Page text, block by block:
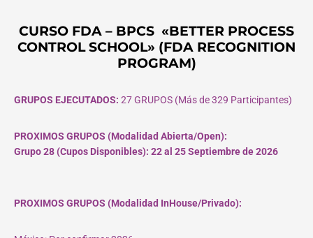
CURSO FDA – BPCS «BETTER PROCESS
CONTROL SCHOOL» (FDA RECOGNITION
PROGRAM)
GRUPOS EJECUTADOS: 27 GRUPOS (Más de 329 Participantes)
PROXIMOS GRUPOS (Modalidad Abierta/Open):
Grupo 28 (Cupos Disponibles): 22 al 25 Septiembre de 2026
PROXIMOS GRUPOS (Modalidad InHouse/Privado):